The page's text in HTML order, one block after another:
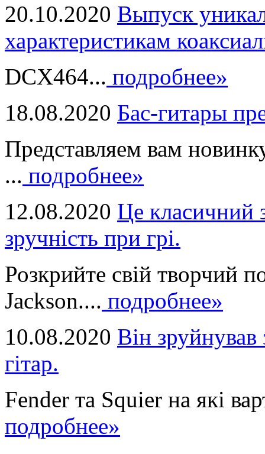
20.10.2020 Выпуск
характеристикам
DCX464... подробнее»
18.08.2020 Бас-гитары
Представляем вам
... подробнее»
12.08.2020 Це класичний
зручність при грі.
Розкрийте свій творчий
Jackson.... подробнее»
10.08.2020 Він
гітар.
Fender та Squier на які
подробнее»